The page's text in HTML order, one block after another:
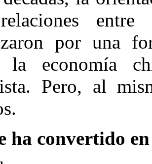
entre
por una
la economía
Pero, al
ha convertido